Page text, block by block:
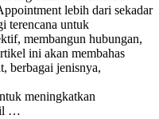
lebih dari sekadar
terencana untuk
membangun hubungan,
ini akan membahas
berbagai jenisnya,
meningkatkan
…